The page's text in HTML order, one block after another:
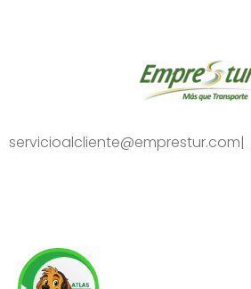
servicioalcliente@emprestur.com|